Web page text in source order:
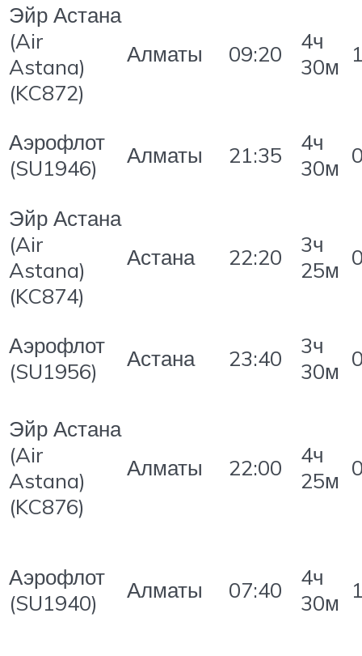
Эйр Астана
(Air
Astana)
(KC872)
Алматы 09:20
4ч
30м
Аэрофлот
(SU1946)
Алматы 21:35
4ч
30м
Эйр Астана
(Air
Astana)
(KC874)
Астана 22:20
3ч
25м
Аэрофлот
(SU1956)
Астана 23:40
3ч
30м
Эйр Астана
(Air
Astana)
(KC876)
Алматы 22:00
4ч
25м
Аэрофлот
(SU1940)
Алматы 07:40
4ч
30м